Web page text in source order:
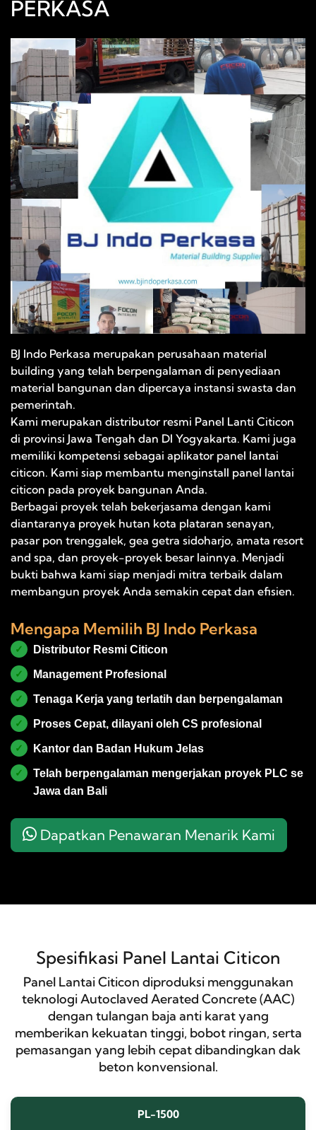
PERKASA
BJ Indo Perkasa merupakan perusahaan material
building yang telah berpengalaman di penyediaan
material bangunan dan dipercaya instansi swasta dan
pemerintah.
Kami merupakan distributor resmi Panel Lanti Citicon
di provinsi Jawa Tengah dan DI Yogyakarta. Kami juga
memiliki kompetensi sebagai aplikator panel lantai
citicon. Kami siap membantu menginstall panel lantai
citicon pada proyek bangunan Anda.
Berbagai proyek telah bekerjasama dengan kami
diantaranya proyek hutan kota plataran senayan,
pasar pon trenggalek, gea getra sidoharjo, amata resort
and spa, dan proyek-proyek besar lainnya. Menjadi
bukti bahwa kami siap menjadi mitra terbaik dalam
membangun proyek Anda semakin cepat dan efisien.
Mengapa Memilih BJ Indo Perkasa
✓ Distributor Resmi Citicon
✓ Management Profesional
✓ Tenaga Kerja yang terlatih dan berpengalaman
✓ Proses Cepat, dilayani oleh CS profesional
✓ Kantor dan Badan Hukum Jelas
✓
Telah berpengalaman mengerjakan proyek PLC se
Jawa dan Bali
Dapatkan Penawaran Menarik Kami
Spesifikasi Panel Lantai Citicon
Panel Lantai Citicon diproduksi menggunakan
teknologi Autoclaved Aerated Concrete (AAC)
dengan tulangan baja anti karat yang
memberikan kekuatan tinggi, bobot ringan, serta
pemasangan yang lebih cepat dibandingkan dak
beton konvensional.
PL-1500